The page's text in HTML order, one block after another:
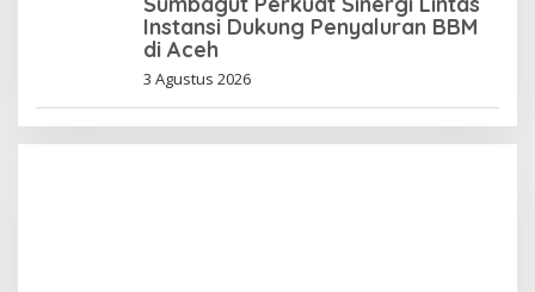
Instansi Dukung Penyaluran BBM
di Aceh
3 Agustus 2026